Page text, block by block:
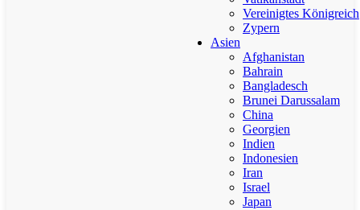
Vereinigtes Königreich
Zypern
Asien
Afghanistan
Bahrain
Bangladesch
Brunei Darussalam
China
Georgien
Indien
Indonesien
Iran
Israel
Japan